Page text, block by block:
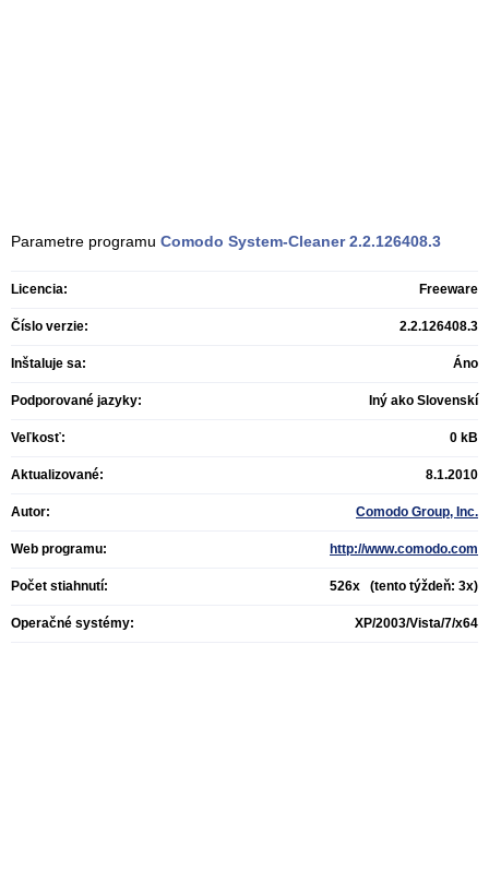
Parametre programu Comodo System-Cleaner 2.2.126408.3
Licencia: Freeware
Číslo verzie: 2.2.126408.3
Inštaluje sa: Áno
Podporované jazyky: Iný ako Slovenskí
Veľkosť: 0 kB
Aktualizované: 8.1.2010
Autor: Comodo Group, Inc.
Web programu: http://www.comodo.com
Počet stiahnutí: 526x (tento týždeň: 3x)
Operačné systémy: XP/2003/Vista/7/x64